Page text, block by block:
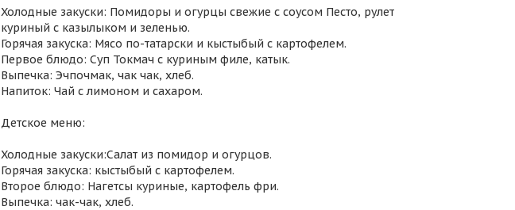
Холодные закуски: Помидоры и огурцы свежие с соусом Песто, рулет
куриный с казылыком и зеленью.
Горячая закуска: Мясо по-татарски и кыстыбый с картофелем.
Первое блюдо: Суп Токмач с куриным филе, катык.
Выпечка: Эчпочмак, чак чак, хлеб.
Напиток: Чай с лимоном и сахаром.
Детское меню:
Холодные закуски:Салат из помидор и огурцов.
Горячая закуска: кыстыбый с картофелем.
Второе блюдо: Нагетсы куриные, картофель фри.
Выпечка: чак-чак, хлеб.